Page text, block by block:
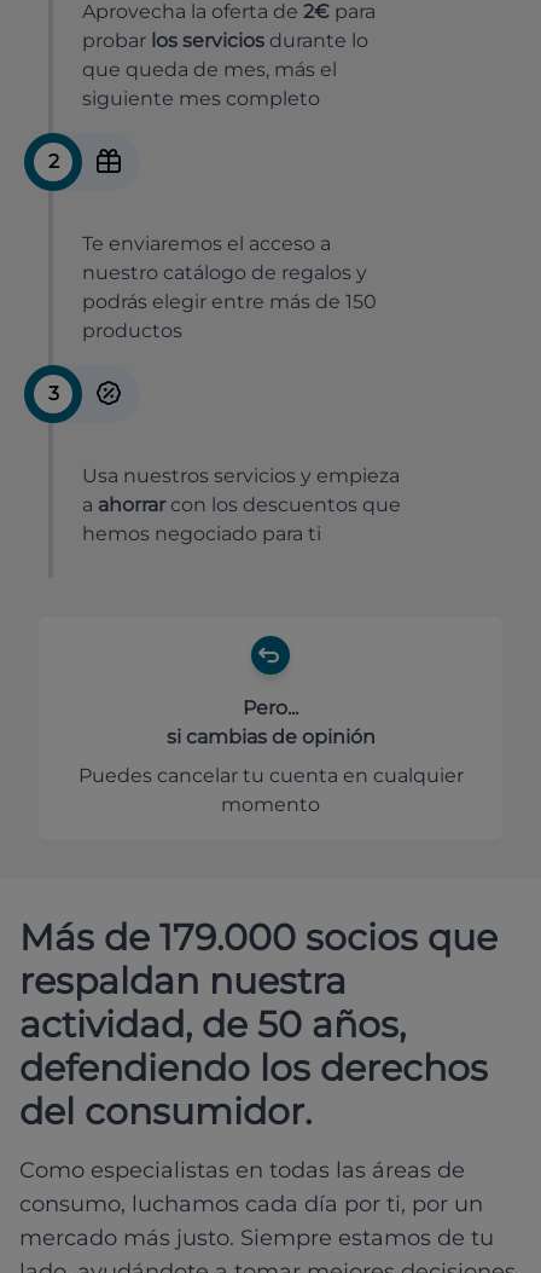
Aprovecha la oferta de 2€ para
probar los servicios durante lo
que queda de mes, más el
siguiente mes completo
2
Te enviaremos el acceso a
nuestro catálogo de regalos y
podrás elegir entre más de 150
productos
3
Usa nuestros servicios y empieza
a ahorrar con los descuentos que
hemos negociado para ti
Pero...
si cambias de opinión
Puedes cancelar tu cuenta en cualquier
momento
Más de 179.000 socios que
respaldan nuestra
actividad, de 50 años,
defendiendo los derechos
del consumidor.
Como especialistas en todas las áreas de
consumo, luchamos cada día por ti, por un
mercado más justo. Siempre estamos de tu